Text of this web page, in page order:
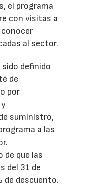
el programa
con visitas a
al sector.
definido
de
por
suministro,
a las
de que las
del 31 de
descuento.